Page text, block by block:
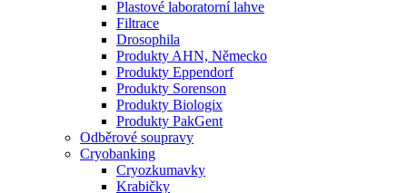
Plastové laboratorní lahve
Filtrace
Drosophila
Produkty AHN, Německo
Produkty Eppendorf
Produkty Sorenson
Produkty Biologix
Produkty PakGent
Odběrové soupravy
Cryobanking
Cryozkumavky
Krabičky